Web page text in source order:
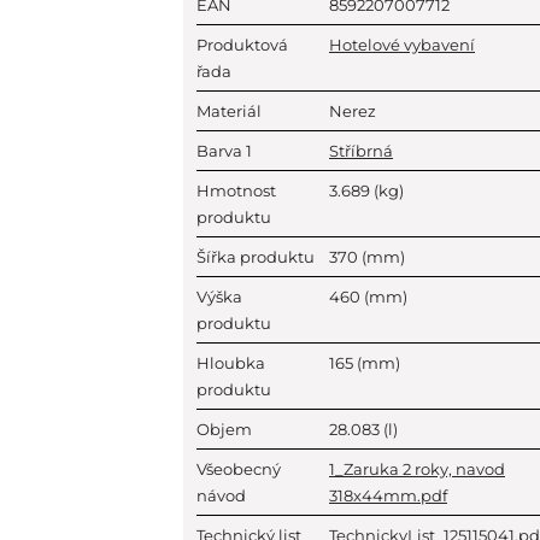
EAN 8592207007712
Produktová
řada
Hotelové vybavení
Materiál Nerez
Barva 1 Stříbrná
Hmotnost
produktu
3.689 (kg)
Šířka produktu 370 (mm)
Výška
produktu
460 (mm)
Hloubka
produktu
165 (mm)
Objem 28.083 (l)
Všeobecný
návod
1_Zaruka 2 roky, navod
318x44mm.pdf
Technický list